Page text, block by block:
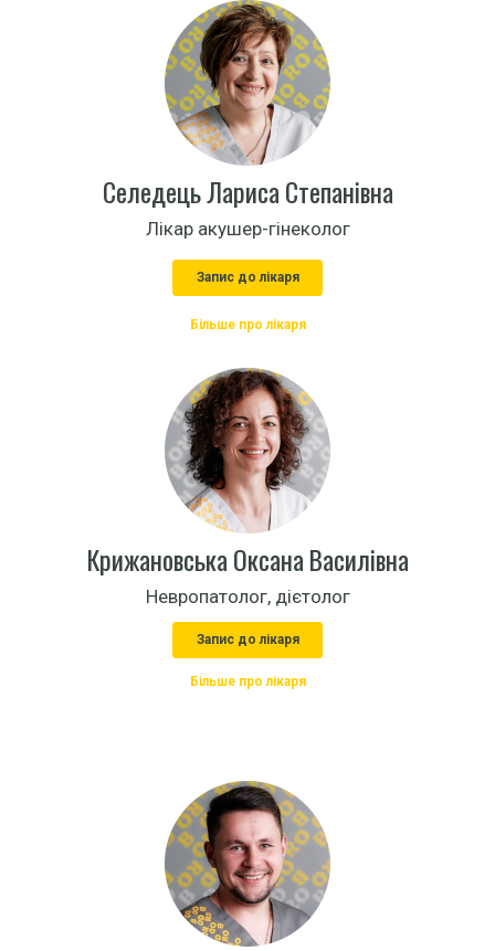
Селедець Лариса Степанівна
Лікар акушер-гінеколог
Запис до лікаря
Більше про лікаря
Крижановська Оксана Василівна
Невропатолог, дієтолог
Запис до лікаря
Більше про лікаря